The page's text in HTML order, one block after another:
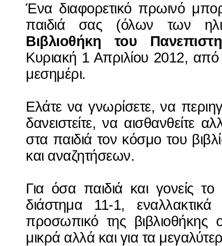
Ένα διαφορετικό πρωινό
παιδιά σας (όλων των
Βιβλιοθήκη του
Κυριακή 1 Απριλίου 2012,
μεσημέρι.
Ελάτε να γνωρίσετε, να
δανειστείτε, να αισθανθείτε
στα παιδιά τον κόσμο του
και αναζητήσεων.
Για όσα παιδιά και γονείς
διάστημα 11-1,
προσωπικό της βιβλιοθήκης
μικρά αλλά και για τα